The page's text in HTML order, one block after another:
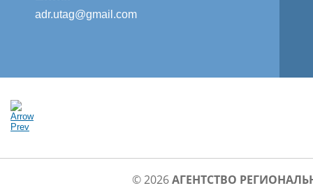
adr.utag@gmail.com
© 2026АГЕНТСТВО